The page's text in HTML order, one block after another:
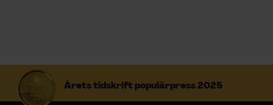
Årets tidskrift populärpress 2025
S